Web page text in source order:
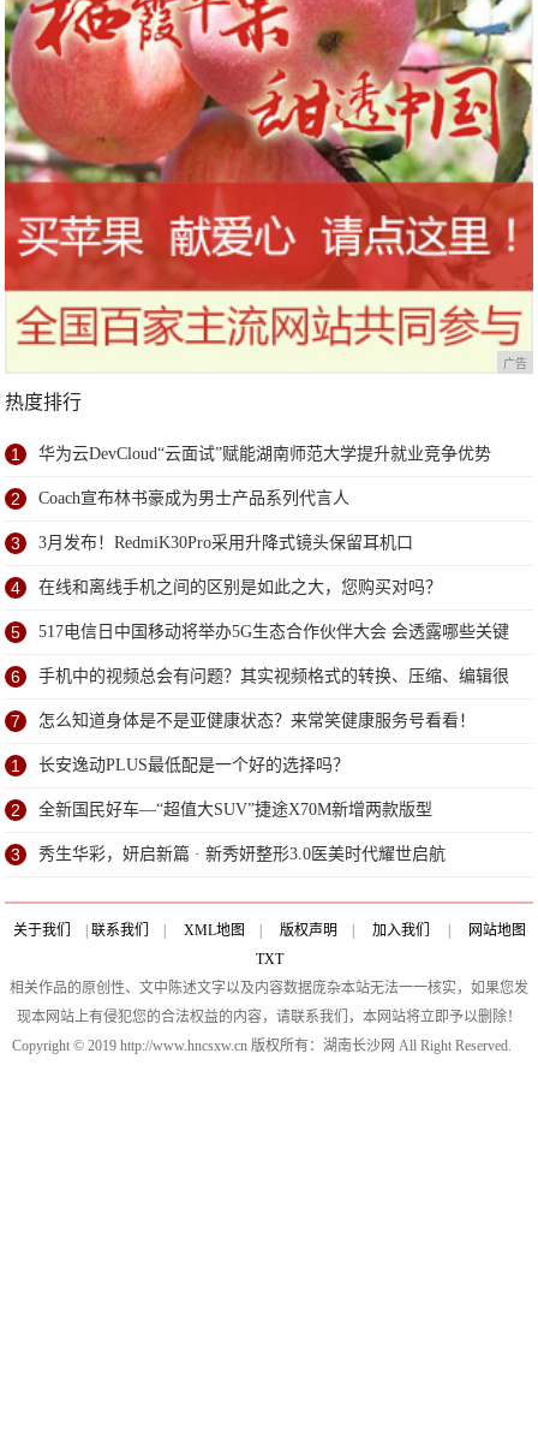
广告
热度排行
1 华为云DevCloud“云面试”赋能湖南师范大学提升就业竞争优势
2 Coach宣布林书豪成为男士产品系列代言人
3 3月发布！RedmiK30Pro采用升降式镜头保留耳机口
4 在线和离线手机之间的区别是如此之大，您购买对吗？
5 517电信日中国移动将举办5G生态合作伙伴大会 会透露哪些关键
信息？
6 手机中的视频总会有问题？其实视频格式的转换、压缩、编辑很
简单
7 怎么知道身体是不是亚健康状态？来常笑健康服务号看看！
1 长安逸动PLUS最低配是一个好的选择吗？
2 全新国民好车—“超值大SUV”捷途X70M新增两款版型
3 秀生华彩，妍启新篇 · 新秀妍整形3.0医美时代耀世启航
关于我们 联系我们 XML地图 版权声明 加入我们
网站地图
TXT
相关作品的原创性、文中陈述文字以及内容数据庞杂本站无法一一核实，如果您发
现本网站上有侵犯您的合法权益的内容，请联系我们，本网站将立即予以删除！
Copyright © 2019 http://www.hncsxw.cn 版权所有：湖南长沙网 All Right Reserved.